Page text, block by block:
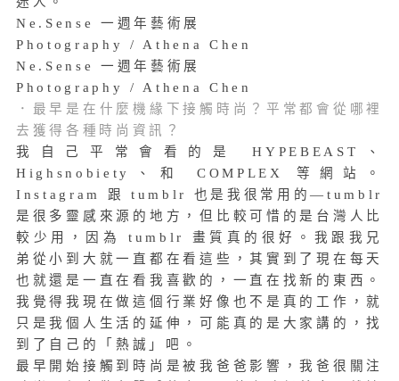
Ne.Sense 一週年藝術展
Photography / Athena Chen
Ne.Sense 一週年藝術展
Photography / Athena Chen
．最早是在什麼機緣下接觸時尚？平常都會從哪裡
去獲得各種時尚資訊？
我自己平常會看的是 HYPEBEAST、
Highsnobiety、和 COMPLEX 等網站。
Instagram 跟 tumblr 也是我很常用的—tumblr
是很多靈感來源的地方，但比較可惜的是台灣人比
較少用，因為 tumblr 畫質真的很好。我跟我兄
弟從小到大就一直都在看這些，其實到了現在每天
也就還是一直在看我喜歡的，一直在找新的東西。
我覺得我現在做這個行業好像也不是真的工作，就
只是我個人生活的延伸，可能真的是大家講的，找
到了自己的「熱誠」吧。
最早開始接觸到時尚是被我爸爸影響，我爸很關注